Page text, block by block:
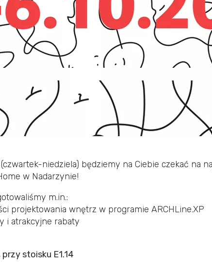
niedziela) będziemy na Ciebie czekać na
w Nadarzynie!
m.in.:
projektowania wnętrz w programie ARCHLine.XP
i atrakcyjne rabaty
przy stoisku E1.14